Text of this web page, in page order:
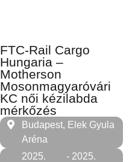
FTC-Rail Cargo
Hungaria –
Motherson
Mosonmagyaróvári
KC női kézilabda
mérkőzés
Budapest, Elek Gyula
Aréna
2025.
- 2025.